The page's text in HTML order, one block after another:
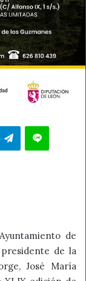
TelegramLine
de
de la
José María